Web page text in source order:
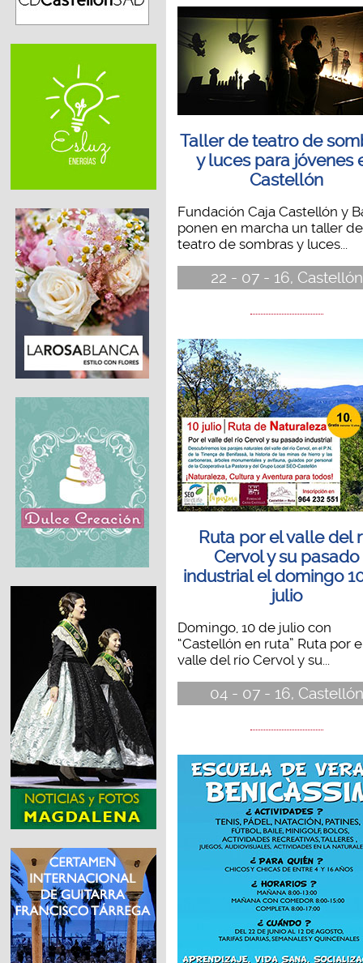
Taller de teatro de
y luces para jóvenes
Castellón
Fundación Caja Castellón y
ponen en marcha un taller de
teatro de sombras y luces...
22 - 07 - 16, Castellón
Ruta por el valle del
Cervol y su pasado
industrial el domingo
julio
Domingo, 10 de julio con
“Castellón en ruta” Ruta por
valle del río Cervol y su...
04 - 07 - 16, Castellón